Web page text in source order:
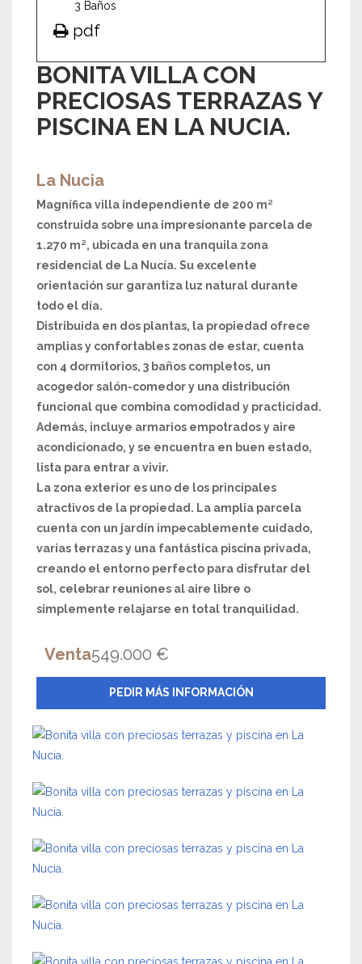
3 Baños
pdf
BONITA VILLA CON
PRECIOSAS TERRAZAS Y
PISCINA EN LA NUCIA.
La Nucia
Magnífica villa independiente de 200 m²
construida sobre una impresionante parcela de
1.270 m², ubicada en una tranquila zona
residencial de La Nucía. Su excelente
orientación sur garantiza luz natural durante
todo el día.
Distribuida en dos plantas, la propiedad ofrece
amplias y confortables zonas de estar, cuenta
con 4 dormitorios, 3 baños completos, un
acogedor salón-comedor y una distribución
funcional que combina comodidad y practicidad.
Además, incluye armarios empotrados y aire
acondicionado, y se encuentra en buen estado,
lista para entrar a vivir.
La zona exterior es uno de los principales
atractivos de la propiedad. La amplia parcela
cuenta con un jardín impecablemente cuidado,
varias terrazas y una fantástica piscina privada,
creando el entorno perfecto para disfrutar del
sol, celebrar reuniones al aire libre o
simplemente relajarse en total tranquilidad.
Venta549.000 €
PEDIR MÁS INFORMACIÓN